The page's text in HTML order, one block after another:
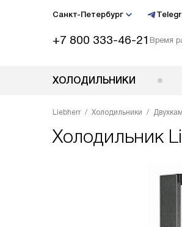
Санкт-Петербург
+7 800 333-46-21 Время
ХОЛОДИЛЬНИКИ
Liebherr Холодильники
Холодильник